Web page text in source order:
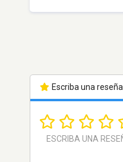
Escriba una reseña